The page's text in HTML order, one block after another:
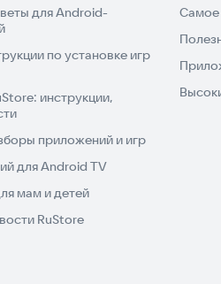
для Android-
по установке игр
инструкции,
приложений и игр
для Android TV
мам и детей
RuStore
Самое